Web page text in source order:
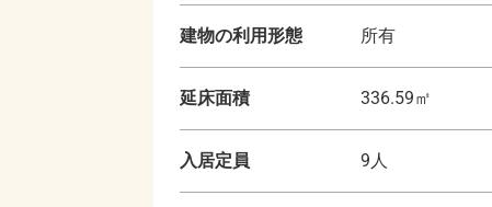
建物の利用形態 所有
延床面積 336.59㎡
入居定員 9人